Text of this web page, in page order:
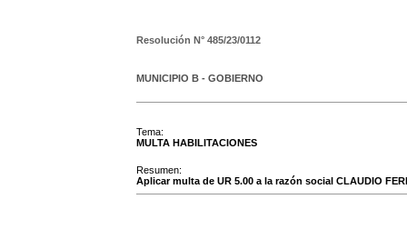
Resolución N° 485/23/0112
MUNICIPIO B - GOBIERNO
Tema:
MULTA HABILITACIONES
Resumen:
Aplicar multa de UR 5.00 a la razón social CLAUDIO